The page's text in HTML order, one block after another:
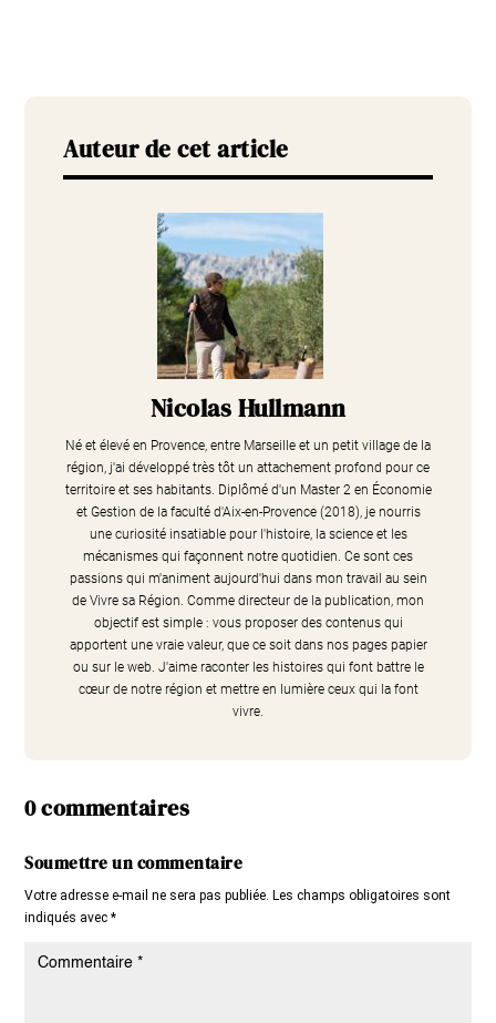
Auteur de cet article
Nicolas Hullmann
Né et élevé en Provence, entre Marseille et un petit village de la
région, j'ai développé très tôt un attachement profond pour ce
territoire et ses habitants. Diplômé d'un Master 2 en Économie
et Gestion de la faculté d'Aix-en-Provence (2018), je nourris
une curiosité insatiable pour l'histoire, la science et les
mécanismes qui façonnent notre quotidien. Ce sont ces
passions qui m'animent aujourd'hui dans mon travail au sein
de Vivre sa Région. Comme directeur de la publication, mon
objectif est simple : vous proposer des contenus qui
apportent une vraie valeur, que ce soit dans nos pages papier
ou sur le web. J'aime raconter les histoires qui font battre le
cœur de notre région et mettre en lumière ceux qui la font
vivre.
0 commentaires
Soumettre un commentaire
Votre adresse e-mail ne sera pas publiée. Les champs obligatoires sont
indiqués avec*